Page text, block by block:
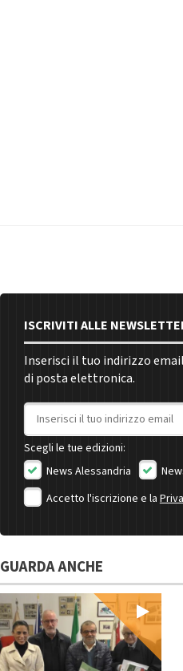
ISCRIVITI ALLE
Inserisci il tuo indirizzo
di posta elettronica.
Indirizzo email
Scegli le tue edizioni:
News Alessandria
Accetto l'iscrizione e la
GUARDA ANCHE